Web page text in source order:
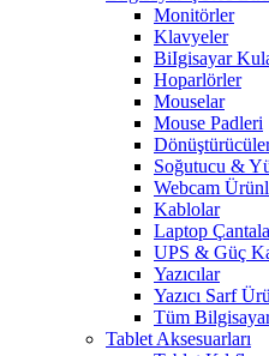
Monitörler
Klavyeler
BiIgisayar
Hoparlörler
Mouselar
Mouse Padleri
Soğutucu &
Webcam
Kablolar
Laptop
UPS & Güç
Yazıcılar
Yazıcı Sarf
Tüm
Tablet Aksesuarları